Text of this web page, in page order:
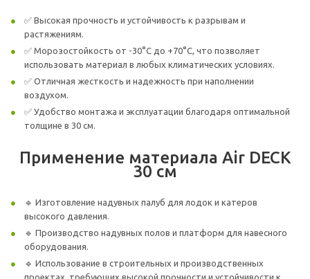
✅ Высокая прочность и устойчивость к разрывам и
растяжениям.
✅ Морозостойкость от -30°C до +70°C, что позволяет
использовать материал в любых климатических условиях.
✅ Отличная жесткость и надежность при наполнении
воздухом.
✅ Удобство монтажа и эксплуатации благодаря оптимальной
толщине в 30 см.
Применение материала Air DECK
30 см
🔹 Изготовление надувных палуб для лодок и катеров
высокого давления.
🔹 Производство надувных полов и платформ для навесного
оборудования.
🔹 Использование в строительных и производственных
проектах, требующих высокой прочности и устойчивости к